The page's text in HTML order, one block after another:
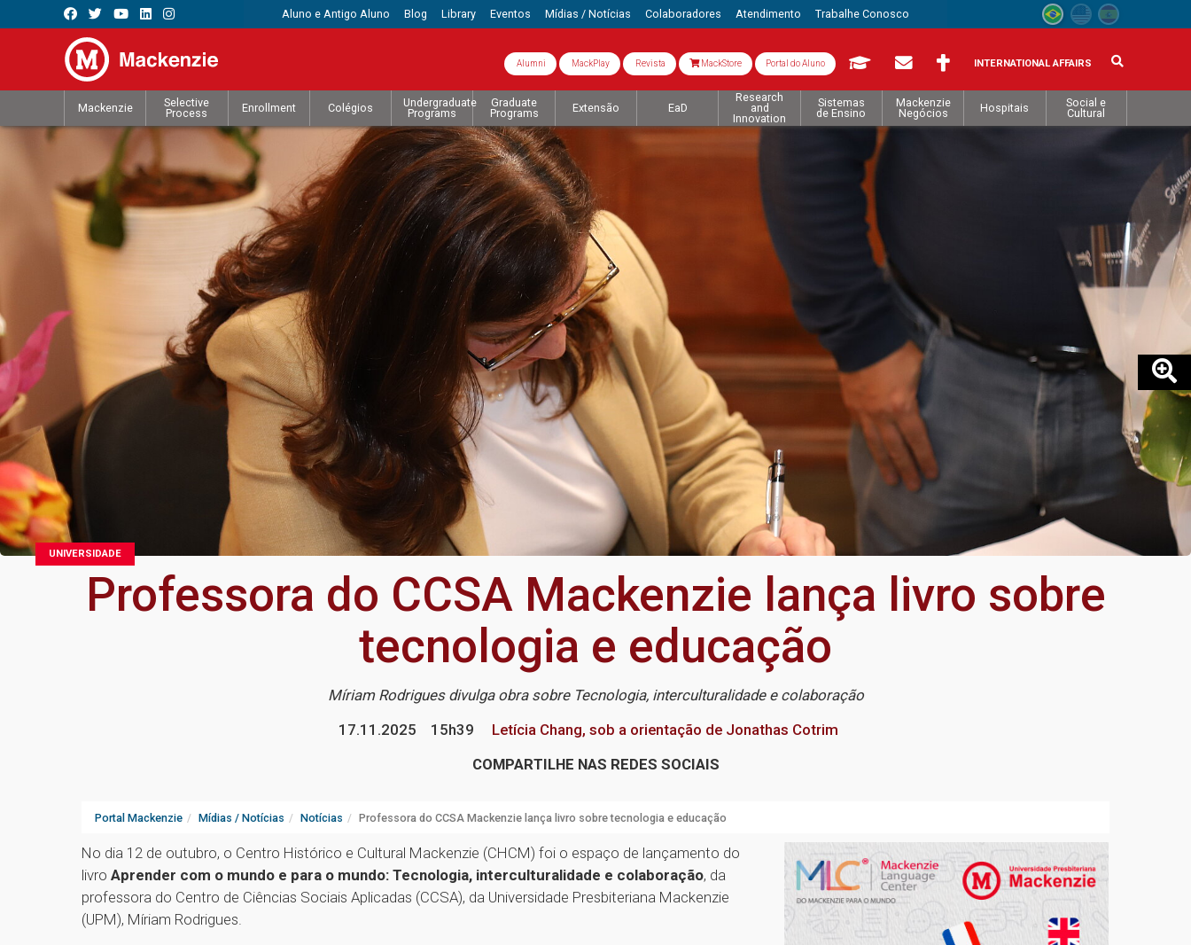
Aluno e Antigo Aluno Blog Library Eventos Mídias / Notícias Colaboradores Atendimento Trabalhe Conosco
Alumni MackPlay Revista MackStore Portal do Aluno INTERNATIONAL AFFAIRS
Mackenzie
Selective
Process
Enrollment Colégios
Undergraduate
Programs
Graduate
Programs
Extensão EaD
Research
and
Innovation
Sistemas
de Ensino
Mackenzie
Negócios
Hospitais
Social e
Cultural
UNIVERSIDADE
Professora do CCSA Mackenzie lança livro sobre
tecnologia e educação
Míriam Rodrigues divulga obra sobre Tecnologia, interculturalidade e colaboração
17.11.2025
15h39
Letícia Chang, sob a orientação de Jonathas Cotrim
COMPARTILHE NAS REDES SOCIAIS
Portal Mackenzie Mídias / Notícias Notícias Professora do CCSA Mackenzie lança livro sobre tecnologia e educação
No dia 12 de outubro, o Centro Histórico e Cultural Mackenzie (CHCM) foi o espaço de lançamento do
livro Aprender com o mundo e para o mundo: Tecnologia, interculturalidade e colaboração, da
professora do Centro de Ciências Sociais Aplicadas (CCSA), da Universidade Presbiteriana Mackenzie
(UPM), Míriam Rodrigues.